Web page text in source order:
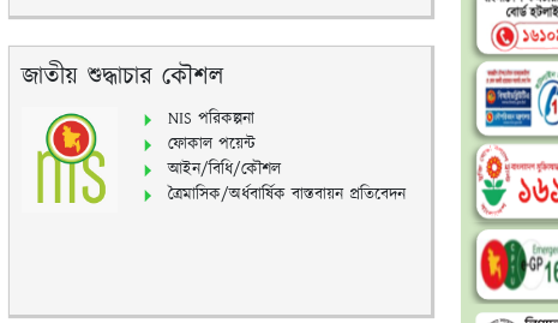
জাতীয় শুদ্ধাচার কৌশল
NIS পরিকল্পনা
ফোকাল পয়েন্ট
আইন/বিধি/কৌশল
ত্রৈমাসিক/অর্ধবার্ষিক বাস্তবায়ন প্রতিবেদন